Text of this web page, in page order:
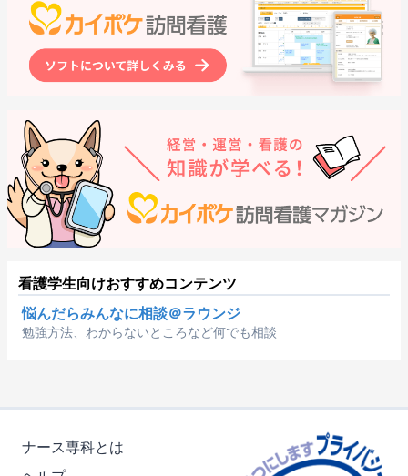
看護学生向けおすすめコンテンツ
悩んだらみんなに相談＠ラウンジ
勉強方法、わからないところなど何でも相談
ナース専科とは